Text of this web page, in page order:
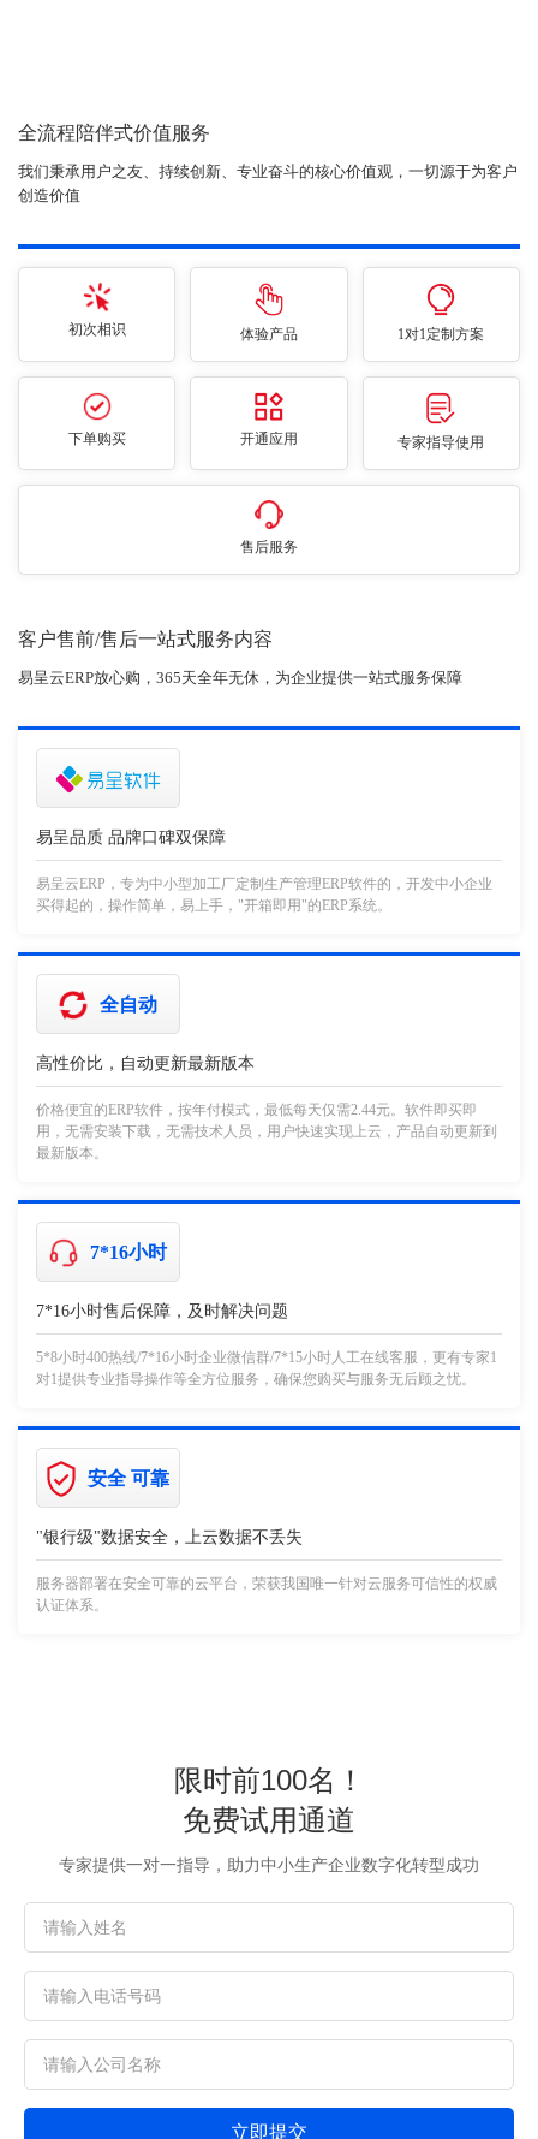
全流程陪伴式价值服务
我们秉承用户之友、持续创新、专业奋斗的核心价值观，一切源于为客户
创造价值
初次相识 体验产品 1对1定制方案
下单购买 开通应用 专家指导使用
售后服务
客户售前/售后一站式服务内容
易呈云ERP放心购，365天全年无休，为企业提供一站式服务保障
易呈品质 品牌口碑双保障
易呈云ERP，专为中小型加工厂定制生产管理ERP软件的，开发中小企业
买得起的，操作简单，易上手，"开箱即用"的ERP系统。
全自动
高性价比，自动更新最新版本
价格便宜的ERP软件，按年付模式，最低每天仅需2.44元。软件即买即
用，无需安装下载，无需技术人员，用户快速实现上云，产品自动更新到
最新版本。
7*16小时
7*16小时售后保障，及时解决问题
5*8小时400热线/7*16小时企业微信群/7*15小时人工在线客服，更有专家1
对1提供专业指导操作等全方位服务，确保您购买与服务无后顾之忧。
安全 可靠
"银行级"数据安全，上云数据不丢失
服务器部署在安全可靠的云平台，荣获我国唯一针对云服务可信性的权威
认证体系。
限时前100名！
免费试用通道
专家提供一对一指导，助力中小生产企业数字化转型成功
立即提交